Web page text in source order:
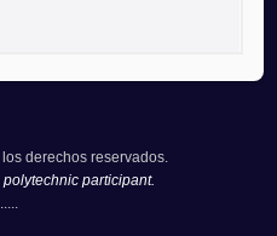
derechos reservados.
participant.